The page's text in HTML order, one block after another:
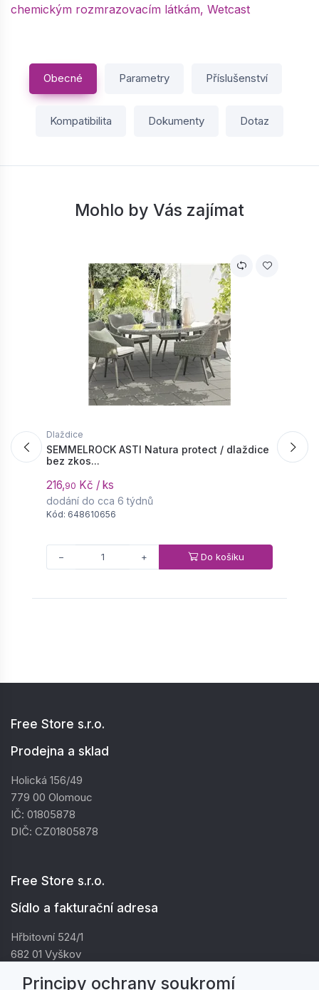
chemickým rozmrazovacím látkám, Wetcast
Obecné Parametry Příslušenství
Kompatibilita Dokumenty Dotaz
Mohlo by Vás zajímat
Dlaždice
SEMMELROCK ASTI Natura protect / dlaždice
bez zkos...
216,90 Kč / ks
dodání do cca 6 týdnů
Kód: 648610656
− + Do košíku
Free Store s.r.o.
Prodejna a sklad
Holická 156/49
779 00 Olomouc
IČ: 01805878
DIČ: CZ01805878
Free Store s.r.o.
Sídlo a fakturační adresa
Hřbitovní 524/1
682 01 Vyškov
Principy ochrany soukromí